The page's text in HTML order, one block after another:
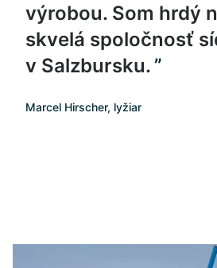
výrobou. Som hrdý
skvelá spoločnosť
v Salzbursku.
Marcel Hirscher, lyžiar